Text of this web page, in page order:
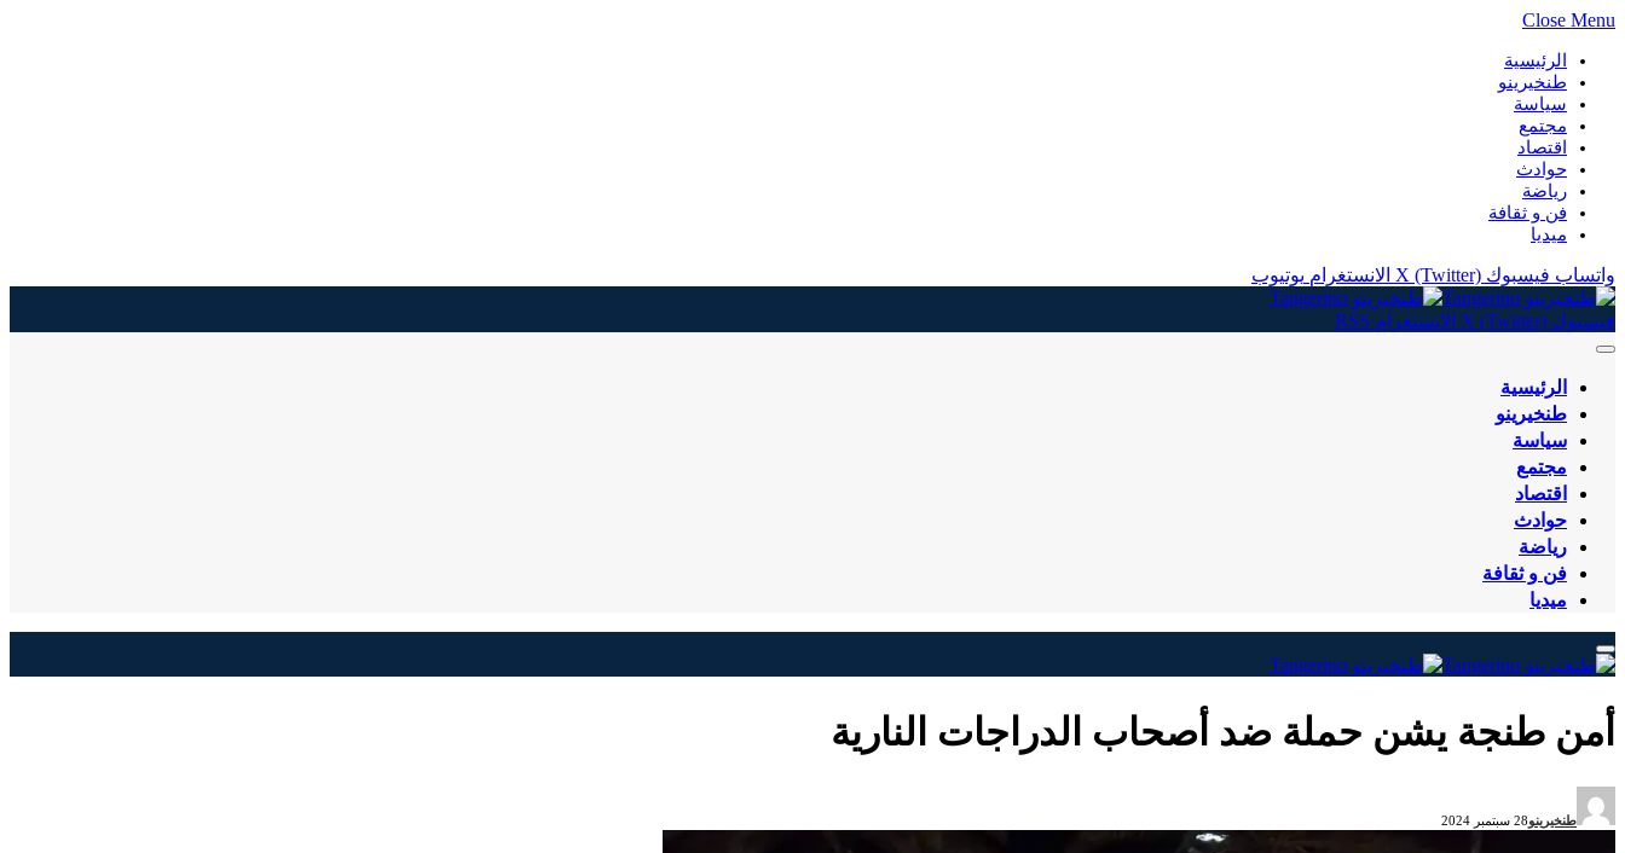
Close Menu
الرئيسية
طنخيرينو
سياسة
مجتمع
اقتصاد
حوادث
رياضة
فن و ثقافة
ميديا
واتساب فيسبوك X (Twitter) الانستغرام يوتيوب
فيسبوك X (Twitter) الانستغرام RSS
الرئيسية
طنخيرينو
سياسة
مجتمع
اقتصاد
حوادث
رياضة
فن و ثقافة
ميديا
أمن طنجة يشن حملة ضد أصحاب الدراجات النارية
طنخيرينو28 سبتمبر 2024